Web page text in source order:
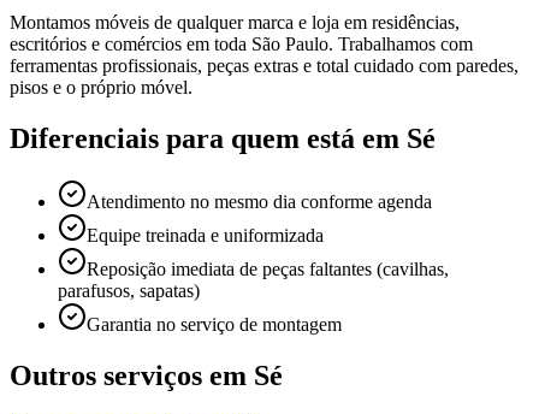
Montamos móveis de qualquer marca e loja em residências,
escritórios e comércios em toda São Paulo. Trabalhamos com
ferramentas profissionais, peças extras e total cuidado com paredes,
pisos e o próprio móvel.
Diferenciais para quem está em Sé
Atendimento no mesmo dia conforme agenda
Equipe treinada e uniformizada
Reposição imediata de peças faltantes (cavilhas,
parafusos, sapatas)
Garantia no serviço de montagem
Outros serviços em Sé